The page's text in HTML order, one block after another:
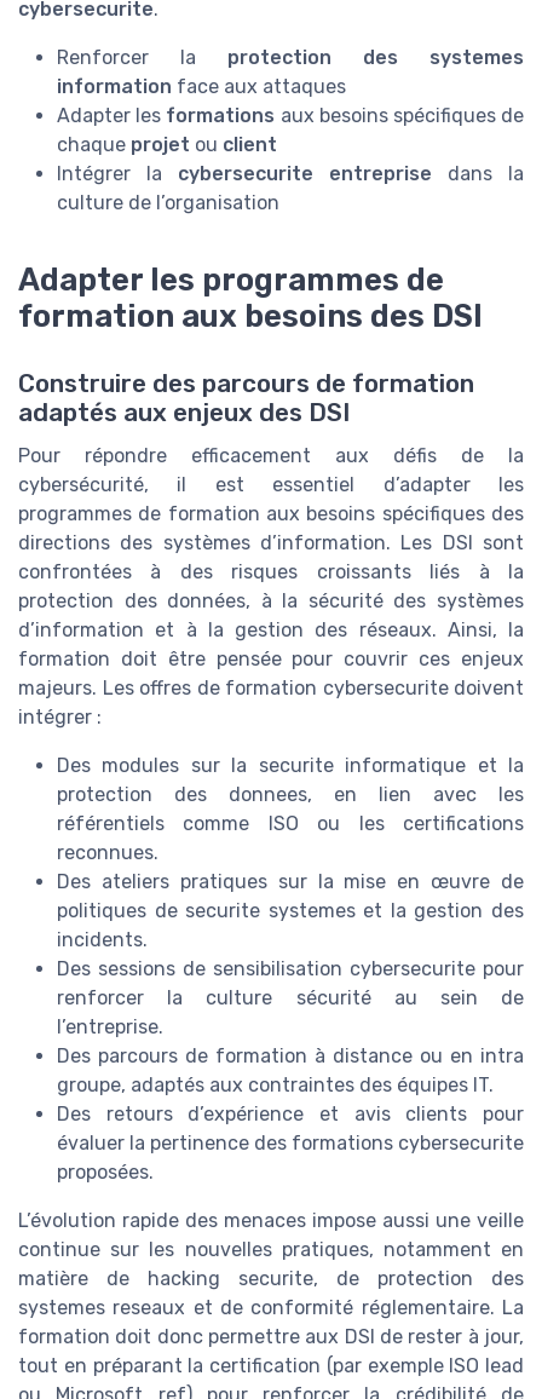
cybersecurite.
Renforcer la protection des systemes
information face aux attaques
Adapter les formations aux besoins spécifiques de
chaque projet ou client
Intégrer la cybersecurite entreprise dans la
culture de l’organisation
Adapter les programmes de
formation aux besoins des DSI
Construire des parcours de formation
adaptés aux enjeux des DSI
Pour répondre efficacement aux défis de la
cybersécurité, il est essentiel d’adapter les
programmes de formation aux besoins spécifiques des
directions des systèmes d’information. Les DSI sont
confrontées à des risques croissants liés à la
protection des données, à la sécurité des systèmes
d’information et à la gestion des réseaux. Ainsi, la
formation doit être pensée pour couvrir ces enjeux
majeurs. Les offres de formation cybersecurite doivent
intégrer :
Des modules sur la securite informatique et la
protection des donnees, en lien avec les
référentiels comme ISO ou les certifications
reconnues.
Des ateliers pratiques sur la mise en œuvre de
politiques de securite systemes et la gestion des
incidents.
Des sessions de sensibilisation cybersecurite pour
renforcer la culture sécurité au sein de
l’entreprise.
Des parcours de formation à distance ou en intra
groupe, adaptés aux contraintes des équipes IT.
Des retours d’expérience et avis clients pour
évaluer la pertinence des formations cybersecurite
proposées.
L’évolution rapide des menaces impose aussi une veille
continue sur les nouvelles pratiques, notamment en
matière de hacking securite, de protection des
systemes reseaux et de conformité réglementaire. La
formation doit donc permettre aux DSI de rester à jour,
tout en préparant la certification (par exemple ISO lead